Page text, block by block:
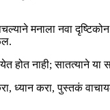
मनाला नवा
होत नाही; सातत्याने
ध्यान करा, पुस्तकं